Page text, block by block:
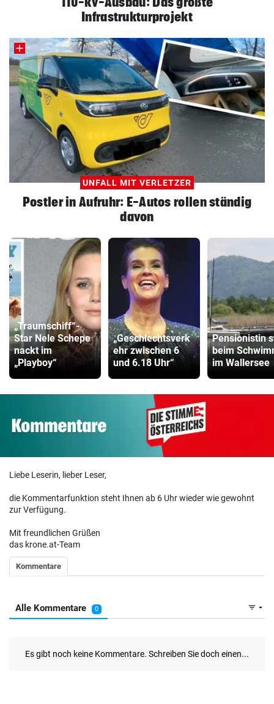
Infrastrukturprojekt
UNFALL MIT VERLETZER
Postler in Aufruhr: E-Autos rollen ständig
davon
„Traumschiff“-
Star Nele Schepe
nackt im
„Playboy“
„Geschlechtsverk
ehr zwischen 6
und 6.18 Uhr“
Pensionistin
beim
im Wallersee
Liebe Leserin, lieber Leser,
die Kommentarfunktion steht Ihnen ab 6 Uhr wieder wie gewohnt
zur Verfügung.
Mit freundlichen Grüßen
das krone.at-Team